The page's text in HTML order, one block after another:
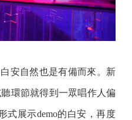
安自然也是有備而來。新
環節就得到一眾唱作人偏
式展示demo的白安，再度